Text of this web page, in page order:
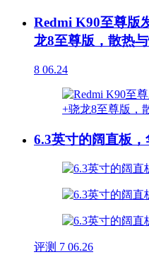
Redmi K90至尊版
龙8至尊版，散热
8 06.24
6.3英寸的阔直板
评测 7 06.26